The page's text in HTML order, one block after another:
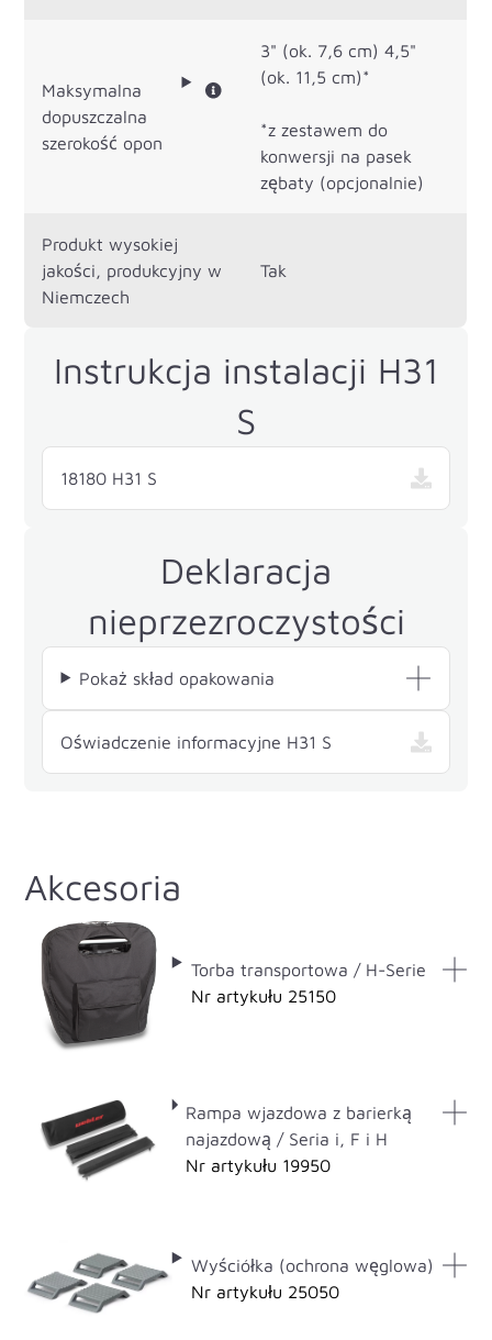
Maksymalna
dopuszczalna
szerokość opon
3" (ok. 7,6 cm) 4,5"
(ok. 11,5 cm)*
*z zestawem do
konwersji na pasek
zębaty (opcjonalnie)
Produkt wysokiej
jakości, produkcyjny w
Niemczech
Tak
Instrukcja instalacji H31
S
18180 H31 S
Deklaracja
nieprzezroczystości
Pokaż skład opakowania
Oświadczenie informacyjne H31 S — H31 S , otwiera
Akcesoria
Torba transportowa / H-Serie
Nr artykułu 25150
Rampa wjazdowa z barierką
najazdową / Seria i, F i H
Nr artykułu 19950
Wyściółka (ochrona węglowa)
Nr artykułu 25050